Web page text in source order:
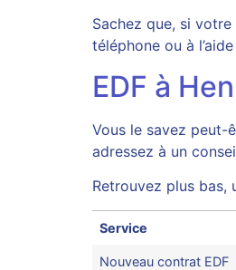
Sachez que, si
téléphone ou à
EDF à
Vous le savez peut-
adressez à un
Retrouvez plus bas,
Service
Nouveau contrat EDF